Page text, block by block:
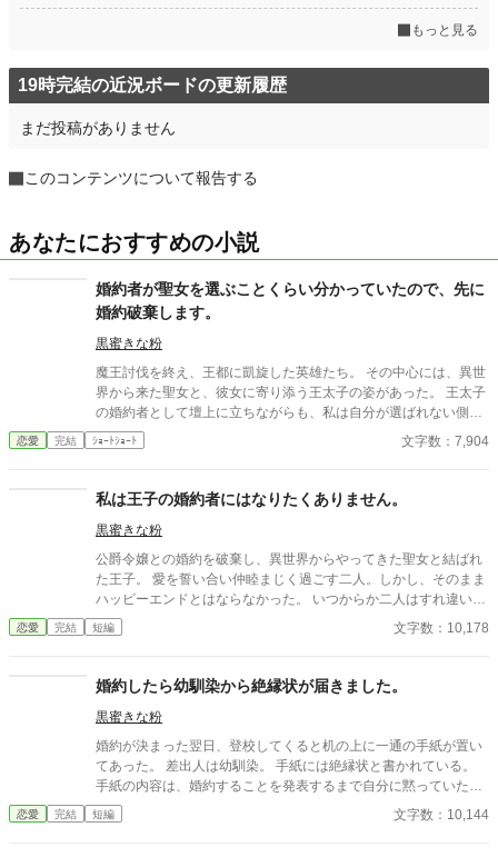
もっと見る
19時完結の近況ボードの更新履歴
まだ投稿がありません
このコンテンツについて報告する
あなたにおすすめの小説
婚約者が聖女を選ぶことくらい分かっていたので、先に
婚約破棄します。
黒蜜きな粉
魔王討伐を終え、王都に凱旋した英雄たち。 その中心には、異世
界から来た聖女と、彼女に寄り添う王太子の姿があった。 王太子
の婚約者として壇上に立ちながらも、私は自分が選ばれない側だ
と理解していた。 だから、泣かない。縋らない。 私は自分から婚
約破棄を願い出る。 選ばれなかった人生を終わらせるために。 そ
恋愛 完結 ｼｮｰﾄｼｮｰﾄ 文字数：7,904
私は王子の婚約者にはなりたくありません。
黒蜜きな粉
公爵令嬢との婚約を破棄し、異世界からやってきた聖女と結ばれ
た王子。 愛を誓い合い仲睦まじく過ごす二人。しかし、そのまま
ハッピーエンドとはならなかった。 いつからか二人はすれ違い、
愛はすっかり冷めてしまった。 そんな中、主人公のメリッサは留
学先の学校の長期休暇で帰国。 父と共に招かれた夜会に顔を出す
面前で王子にキスをされ逃げられない状況になってしまう。 なん
としてもメリッサを新たな婚約者にしたい王子。 さっさと留学先
に戻りたいメリッサ。 そこへ聖女があらわれて―― 婚約破棄
のその後に起きる物語
恋愛 完結 短編 文字数：10,178
婚約したら幼馴染から絶縁状が届きました。
黒蜜きな粉
婚約が決まった翌日、登校してくると机の上に一通の手紙が置い
てあった。 差出人は幼馴染。 手紙には絶縁状と書かれている。
手紙の内容は、婚約することを発表するまで自分に黙っていたか
ら傷ついたというもの。 いや、幼馴染だからって何でもかんでも
報告しませんよ。 そもそも幼馴染は親友って、そんなことはない
恋愛 完結 短編 文字数：10,144